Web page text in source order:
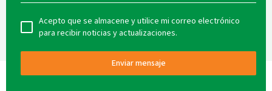
Acepto que se almacene y utilice mi correo electrónico
para recibir noticias y actualizaciones.
Enviar mensaje